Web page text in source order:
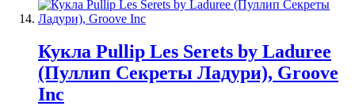
Кукла Pullip Les Serets by Laduree
(Пуллип Секреты Ладури), Groove
Inc